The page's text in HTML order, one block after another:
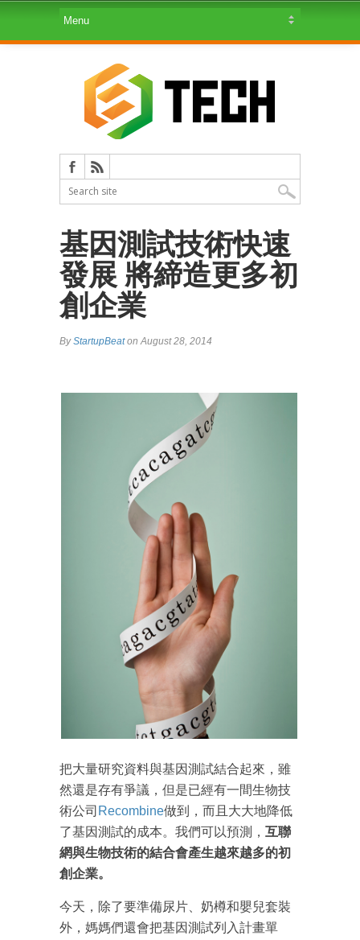
基因測試技術快速
發展 將締造更多初
創企業
ByStartupBeaton August 28, 2014
把大量研究資料與基因測試結合起來，雖
然還是存有爭議，但是已經有一間生物技
術公司 Recombine做到，而且大大地降低
了基因測試的成本。我們可以預測， 互聯
網與生物技術的結合會產生越來越多的初
創企業。
今天，除了要準備尿片、奶樽和嬰兒套裝
外，媽媽們還會把基因測試列入計畫單
成為 EJ Tech 會員